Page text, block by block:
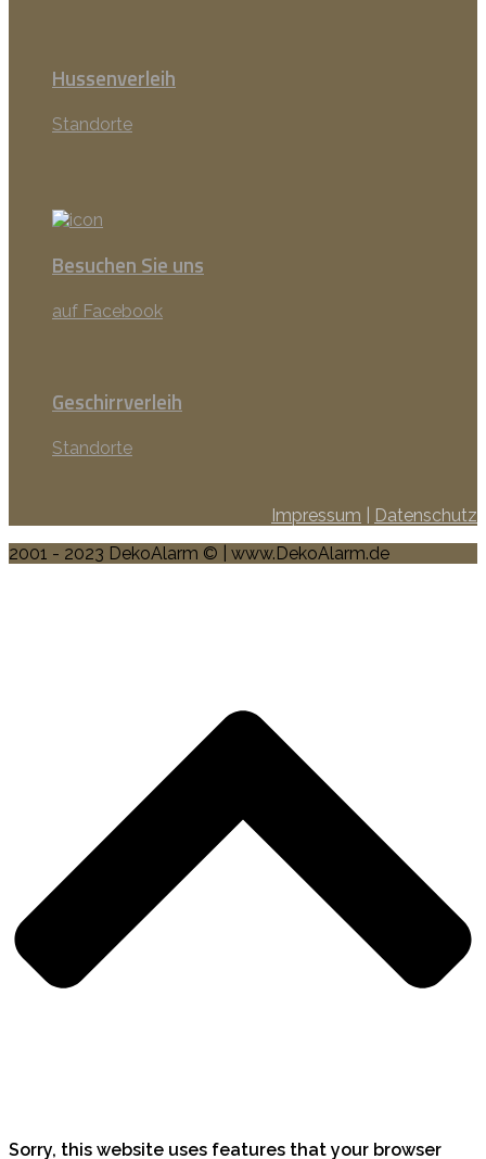
Hussenverleih
Standorte
Besuchen Sie uns
auf Facebook
Geschirrverleih
Standorte
Impressum
Datenschutz
2001 - 2023 DekoAlarm © | www.DekoAlarm.de
Sorry, this website uses features that your browser